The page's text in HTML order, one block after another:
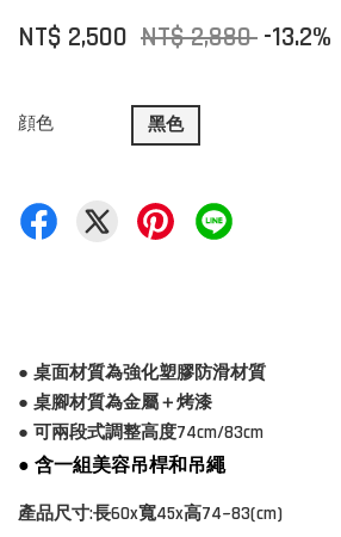
NT$ 2,500 NT$ 2,880 -13.2%
顔色 黑色
● 桌面材質為強化塑膠防滑材質
● 桌腳材質為金屬＋烤漆
● 可兩段式調整高度74cm/83cm
● 含一組美容吊桿和吊繩
產品尺寸:長60x寬45x高74~83(cm)